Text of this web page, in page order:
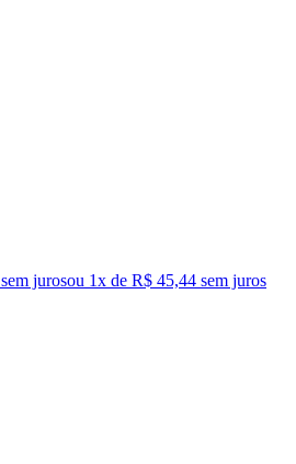
jurosou 1x de R$ 45,44 sem juros